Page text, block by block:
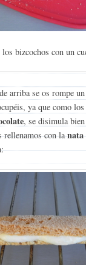
bizcochos con un
arriba se os rompe
ya que como los
, se disimula
rellenamos con lanata